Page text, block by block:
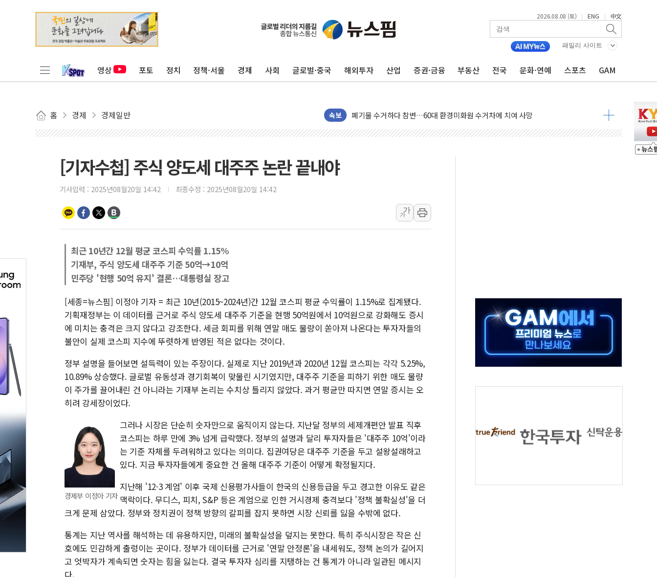
2026.08.08 (토) | ENG | 中文
패밀리 사이트
영상 포토 정치 정책·서울 경제 사회 글로벌·중국 해외투자 산업 증권·금융 부동산 전국 문화·연예 스포츠 GAM
홈 경제 경제일반 속보
[속보] 민주, 인천 경선 결과 발표...김민석 45.09% 정청래 43.27% 송영길 11.63%
[속보] 민주, 제주 경선 결과 발표...김민석 52.64% 정청래 39.89% 송영길 7.47%
美, 이란전 출구전략 만지작…공습 한계·탄약 부족 현실화
강릉·동해·삼척 시간당 최대 50㎜ 폭우…강원 동해안 강한 비 이어져
서울 중랑구 주택가서 흉기 난동…60대 남성 2명 숨져
李대통령 "결혼 때문에 손해 보는 일 없게"…'결혼 페널티' 22개 과제 손본다
추미애, '위안부' 피해자 기림의 날 참석..."국제적 시민 연대로 목소리 내야"
'화합' 꺼낸 김민석에 '뻔뻔' 받아친 정청래…제주 연설서 신경전 고조
李대통령, ISA 개편 재검토 지시…與 "적극 환영"·野 "졸속 국정"
동해중부 전 해상 풍랑주의보…10일까지 최대 3.5m 높은 물결
강원 중·남부 동해안 시간당 50mm 이상 폭우…호우경보 발효
[기자수첩] 주식 양도세 대주주 논란 끝내야
기사입력 : 2025년08월20일 14:42 최종수정 : 2025년08월20일 14:42
가
가
최근 10년간 12월 평균 코스피 수익률 1.15%
기재부, 주식 양도세 대주주 기준 50억→10억
민주당 '현행 50억 유지' 결론…대통령실 장고
[세종=뉴스핌] 이정아 기자 = 최근 10년(2015~2024년)간 12월 코스피 평균 수익률이 1.15%로 집계됐다.
기획재정부는 이 데이터를 근거로 주식 양도세 대주주 기준을 현행 50억원에서 10억원으로 강화해도 증시
에 미치는 충격은 크지 않다고 강조한다. 세금 회피를 위해 연말 매도 물량이 쏟아져 나온다는 투자자들의
불안이 실제 코스피 지수에 뚜렷하게 반영된 적은 없다는 것이다.
정부 설명을 들어보면 설득력이 있는 주장이다. 실제로 지난 2019년과 2020년 12월 코스피는 각각 5.25%,
10.89% 상승했다. 글로벌 유동성과 경기회복이 맞물린 시기였지만, 대주주 기준을 피하기 위한 매도 물량
이 주가를 끌어내린 건 아니라는 기재부 논리는 수치상 틀리지 않았다. 과거 평균만 따지면 연말 증시는 오
히려 강세장이었다.
경제부 이정아 기자
그러나 시장은 단순히 숫자만으로 움직이지 않는다. 지난달 정부의 세제개편안 발표 직후
코스피는 하루 만에 3% 넘게 급락했다. 정부의 설명과 달리 투자자들은 '대주주 10억'이라
는 기준 자체를 두려워하고 있다는 의미다. 집권여당은 대주주 기준을 두고 설왕설래하고
있다. 지금 투자자들에게 중요한 건 올해 대주주 기준이 어떻게 확정될지다.
지난해 '12·3 계엄' 이후 국제 신용평가사들이 한국의 신용등급을 두고 경고한 이유도 같은
맥락이다. 무디스, 피치, S&P 등은 계엄으로 인한 거시경제 충격보다 '정책 불확실성'을 더
크게 문제 삼았다. 정부와 정치권이 정책 방향의 갈피를 잡지 못하면 시장 신뢰를 잃을 수밖에 없다.
통계는 지난 역사를 해석하는 데 유용하지만, 미래의 불확실성을 덮지는 못한다. 특히 주식시장은 작은 신
호에도 민감하게 출렁이는 곳이다. 정부가 데이터를 근거로 '연말 안정론'을 내세워도, 정책 논의가 길어지
고 엇박자가 계속되면 숫자는 힘을 잃는다. 결국 투자자 심리를 지탱하는 건 통계가 아니라 일관된 메시지
다.